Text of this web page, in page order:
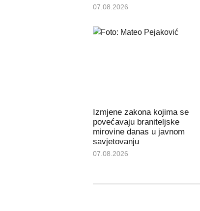
07.08.2026
Izmjene zakona kojima se
povećavaju braniteljske
mirovine danas u javnom
savjetovanju
07.08.2026